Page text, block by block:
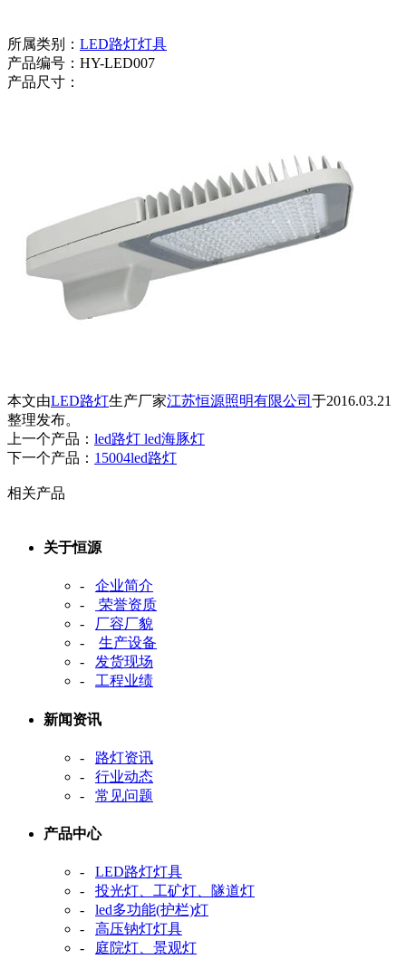
所属类别： LED路灯灯具
产品编号：HY-LED007
产品尺寸：
本文由LED路灯生产厂家江苏恒源照明有限公司 于2016.03.21
整理发布。
上一个产品： led路灯 led海豚灯
下一个产品： 15004led路灯
相关产品
关于恒源
- 企业简介
-
荣誉资质
- 厂容厂貌
- 生产设备
- 发货现场
- 工程业绩
新闻资讯
- 路灯资讯
- 行业动态
- 常见问题
产品中心
- LED路灯灯具
- 投光灯、工矿灯、隧道灯
- led多功能(护栏)灯
- 高压钠灯灯具
- 庭院灯、景观灯